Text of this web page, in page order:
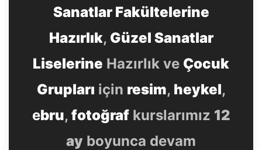
Sanatlar Fakültelerine
Hazırlık, Güzel Sanatlar
Liselerine Hazırlık ve Çocuk
Grupları için resim, heykel,
ebru, fotoğrafkurslarımız 12
ay boyunca devam